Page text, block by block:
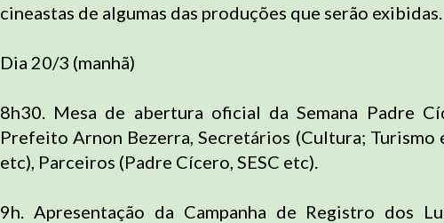
cineastas de algumas das produções que serão exibidas.
Dia 20/3 (manhã)
8h30. Mesa de abertura oficial da Semana Padre
Prefeito Arnon Bezerra, Secretários (Cultura; Turismo
etc), Parceiros (Padre Cícero, SESC etc).
9h. Apresentação da Campanha de Registro dos